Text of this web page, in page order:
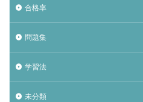
合格率
問題集
学習法
未分類